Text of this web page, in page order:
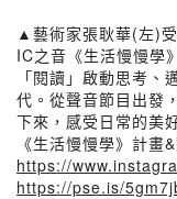
▲藝術家張耿華(左)
IC之音《生活慢慢學
「閱讀」啟動思考
代。從聲音節目出發
下來，感受日常的美
《生活慢慢學》計畫
https://
https://pse.is/